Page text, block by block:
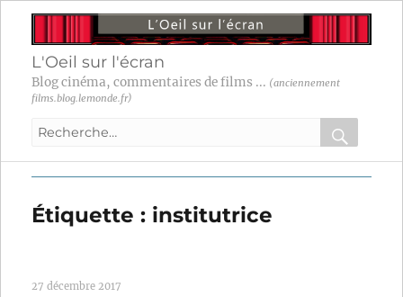
L'Oeil sur l'écran
Blog cinéma, commentaires de films ... (anciennement
films.blog.lemonde.fr)
Recherche
:
OK
Étiquette : institutrice
27 décembre 2017